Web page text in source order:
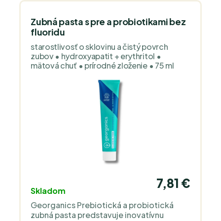
Zubná pasta s pre a probiotikami bez
fluoridu
starostlivosť o sklovinu a čistý povrch
zubov • hydroxyapatit + erythritol •
mätová chuť • prírodné zloženie • 75 ml
Skladom
7,81 €
Georganics Prebiotická a probiotická
zubná pasta predstavuje inovatívnu